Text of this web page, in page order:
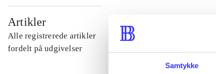
Samtykke
Artikler
Alle registrerede artikler
fordelt på udgivelser